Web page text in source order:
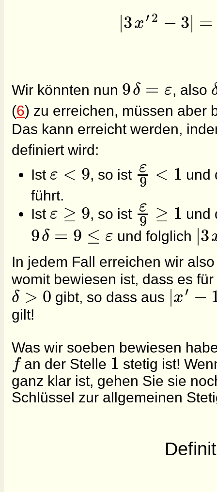
|3x′2 −3| =
Wir könnten nun 9δ = ε, also
(6) zu erreichen, müssen aber
Das kann erreicht werden,
definiert wird:
Ist ε < 9, so ist ε
9 < 1 und
führt.
Ist ε ≥ 9, so ist ε
9 ≥ 1 und
9δ = 9 ≤ ε und folglich |3
In jedem Fall erreichen wir
womit bewiesen ist, dass es
δ > 0 gibt, so dass aus |x′ −
gilt!
Was wir soeben bewiesen
fan der Stelle 1 stetig ist!
ganz klar ist, gehen Sie sie
Schlüssel zur allgemeinen